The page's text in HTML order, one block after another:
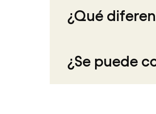
¿Qué
¿Se puede